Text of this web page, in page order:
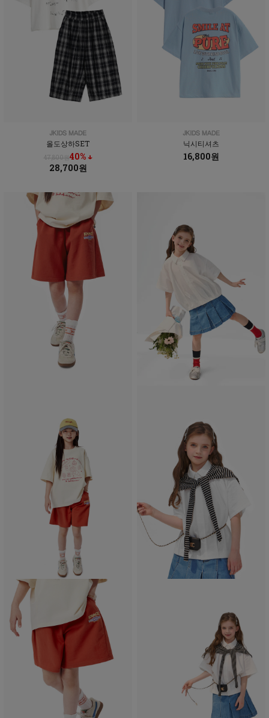
올도상하SET
47,800원40% ↓
28,700원
닉시티셔츠
16,800원